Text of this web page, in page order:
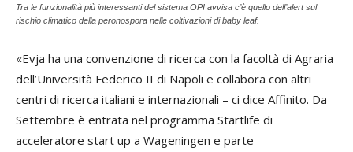
Tra le funzionalità più interessanti del sistema OPI avvisa c’è quello dell’alert sul
rischio climatico della peronospora nelle coltivazioni di baby leaf.
«Evja ha una convenzione di ricerca con la facoltà di Agraria
dell’Università Federico II di Napoli e collabora con altri
centri di ricerca italiani e internazionali – ci dice Affinito. Da
Settembre è entrata nel programma Startlife di
acceleratore start up a Wageningen e parte